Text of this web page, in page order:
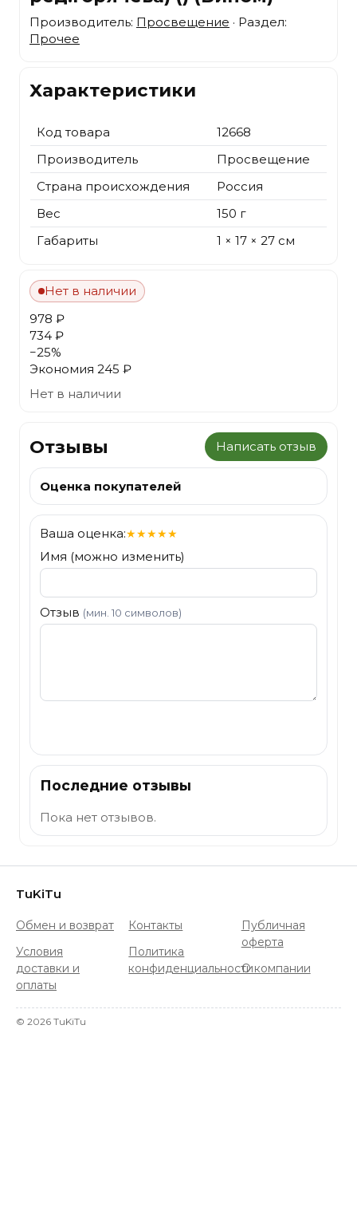
Производитель: Просвещение · Раздел:
Прочее
Характеристики
Код товара
12668
Производитель
Просвещение
Страна происхождения
Россия
Вес
150 г
Габариты
1 × 17 × 27 см
Нет в наличии
978 ₽
734 ₽
−25%
Экономия 245 ₽
Нет в наличии
Отзывы Написать отзыв
Оценка покупателей
Ваша оценка:★★★★★
Имя (можно изменить)
Отзыв (мин. 10 символов)
Последние отзывы
Пока нет отзывов.
TuKiTu
Обмен и возврат
Условия
доставки и
оплаты
Контакты
Политика
конфиденциальности
Публичная
оферта
О компании
© 2026 TuKiTu